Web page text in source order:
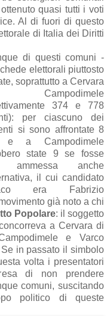
quasi tutti i voti
Al di fuori di questo
di Italia dei Diritti
di questi comuni -
elettorali piuttosto
soprattutto a Cervara
374 e 778
per ciascuno dei
si sono affrontate 8
e a Campodimele
state 9 se fosse
ammessa anche
il cui candidato
era Fabrizio
già noto a chi
Popolare: il soggetto
a Cervara di
e Varco
in passato il simbolo
volta i presentatori
di non prendere
comuni, suscitando
politico di queste